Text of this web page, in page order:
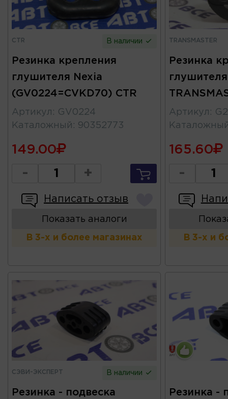
CTR В наличии
Резинка крепления
глушителя Nexia
(GV0224=CVKD70) CTR
Артикул : GV0224
Каталожный : 90352773
149.00
- +
Написать отзыв
Показать аналоги
В 3-х и более магазинах
TRANSMASTER
Резинка
Артикул :
165.60
-
В 3-х и
СЭВИ-ЭКСПЕРТ В наличии
Резинка - подвеска
Резинка -